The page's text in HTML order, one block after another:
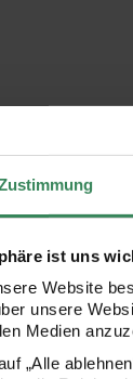
ist uns
Website
unsere
Medien
„Alle